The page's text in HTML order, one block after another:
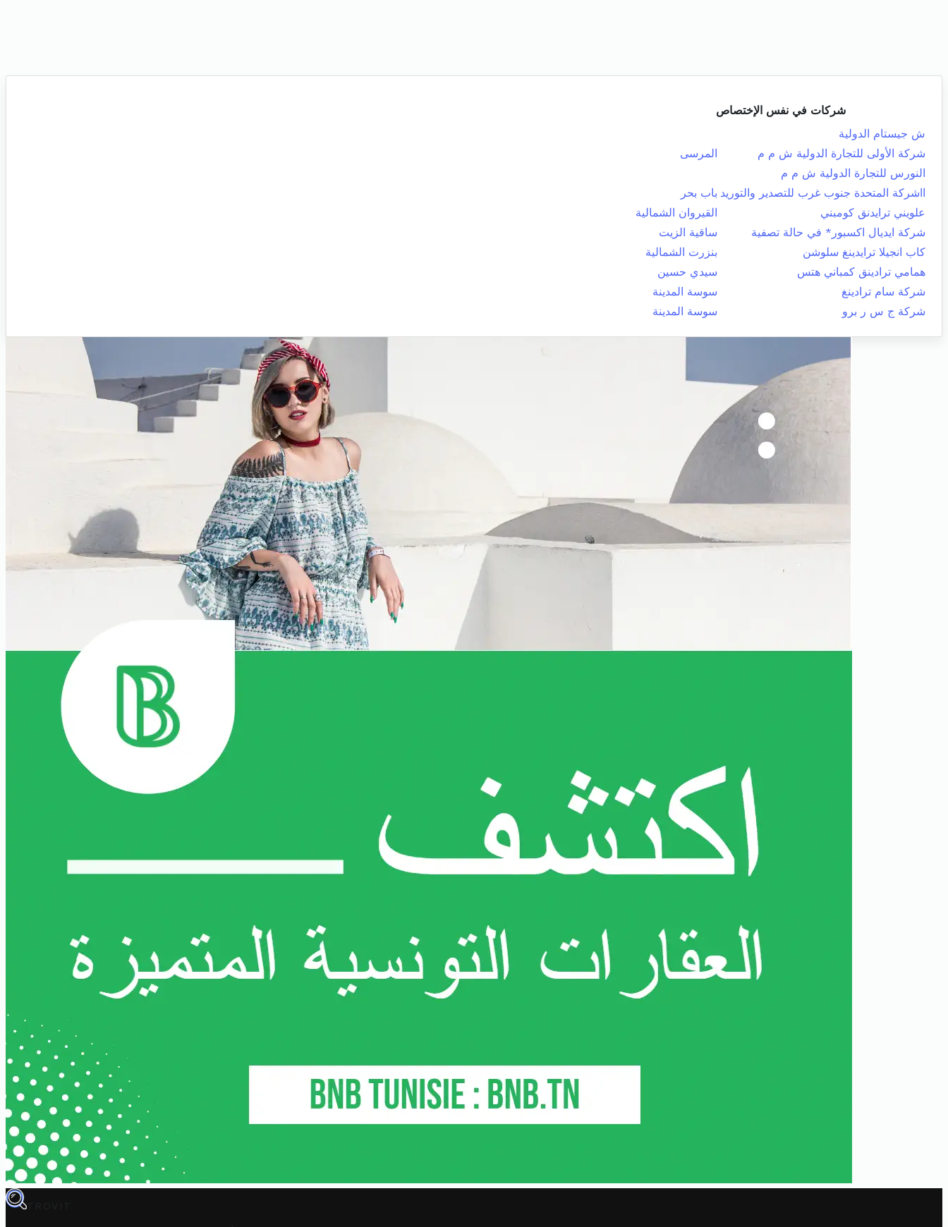
شركات في نفس الإختصاص
ش جيستام الدولية
شركة الأولى للتجارة الدولية ش م م
المرسى
النورس للتجارة الدولية ش م م
ااشركة المتحدة جنوب غرب للتصدير والتوريد باب بحر
علويني ترايدنق كومبني
القيروان الشمالية
شركة ايديال اكسبور* في حالة تصفية
ساقية الزيت
كاب انجيلا ترايدينغ سلوشن
بنزرت الشمالية
همامي ترادينق كمباني هتس
سيدي حسين
شركة سام ترادينغ
سوسة المدينة
شركة ج س ر برو
سوسة المدينة
TROVIT